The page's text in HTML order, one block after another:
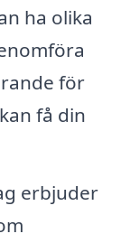
ha olika
för
få din
erbjuder